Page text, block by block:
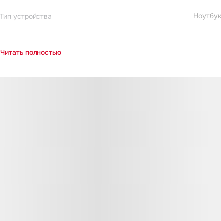
Тип устройства Ноутбук
Читать полностью